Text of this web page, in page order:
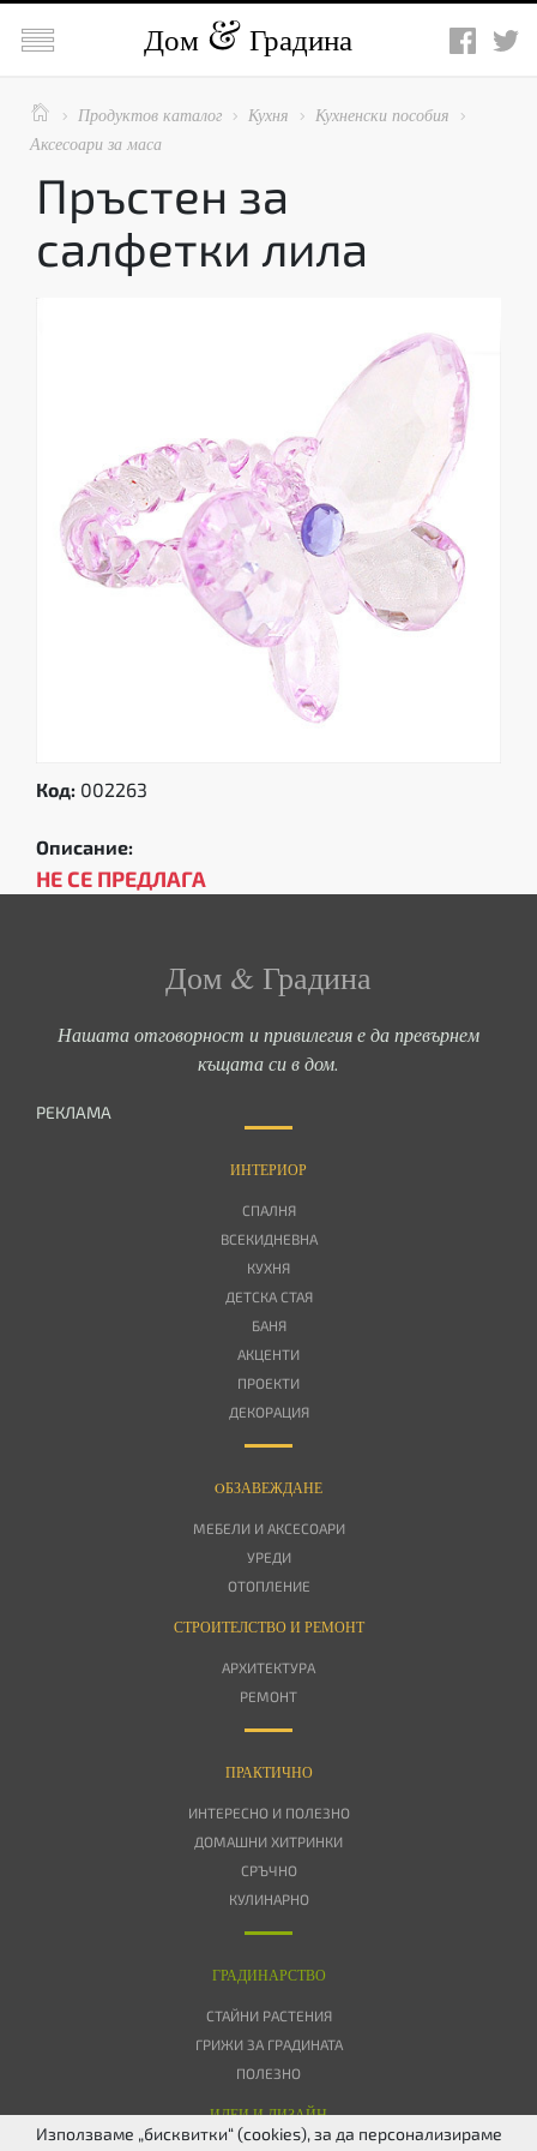
 Дом Градина
  Продуктов каталог  Кухня  Кухненски пособия 
Аксесоари за маса
Пръстен за
салфетки лила
Код: 002263
Описание:
НЕ СЕ ПРЕДЛАГА
Дом & Градина
Нашата отговорност и привилегия е да превърнем
къщата си в дом.
РЕКЛАМА
ИНТЕРИОР
СПАЛНЯ
ВСЕКИДНЕВНА
КУХНЯ
ДЕТСКА СТАЯ
БАНЯ
АКЦЕНТИ
ПРОЕКТИ
ДЕКОРАЦИЯ
OБЗАВЕЖДАНЕ
МЕБЕЛИ И АКСЕСОАРИ
УРЕДИ
ОТОПЛЕНИЕ
СТРОИТЕЛСТВО И РЕМОНТ
АРХИТЕКТУРА
РЕМОНТ
ПРАКТИЧНО
ИНТЕРЕСНО И ПОЛЕЗНО
ДОМАШНИ ХИТРИНКИ
СРЪЧНО
КУЛИНАРНО
ГРАДИНАРСТВО
СТАЙНИ РАСТЕНИЯ
ГРИЖИ ЗА ГРАДИНАТА
ПОЛЕЗНО
ИДЕИ И ДИЗАЙН
Използваме „бисквитки“ (cookies), за да персонализираме